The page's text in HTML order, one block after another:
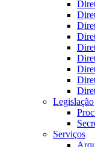
Legislação
Serviços